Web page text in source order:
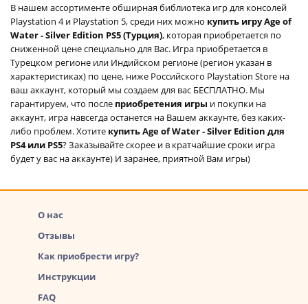
В нашем ассортименте обширная библиотека игр для консолей
Playstation 4 и Playstation 5, среди них можно купить игру Age of
Water - Silver Edition PS5 (Турция), которая приобретается по
сниженной цене специально для Вас. Игра приобретается в
Турецком регионе или Индийском регионе (регион указан в
характеристиках) по цене, ниже Российского Playstation Store на
ваш аккаунт, который мы создаем для вас БЕСПЛАТНО. Мы
гарантируем, что после приобретения игры и покупки на
аккаунт, игра навсегда останется на Вашем аккаунте, без каких-
либо проблем. Хотите купить Age of Water - Silver Edition для
PS4 или PS5? Заказывайте скорее и в кратчайшие сроки игра
будет у вас на аккаунте) И заранее, приятной Вам игры)
О нас
Отзывы
Как приобрести игру?
Инструкции
FAQ